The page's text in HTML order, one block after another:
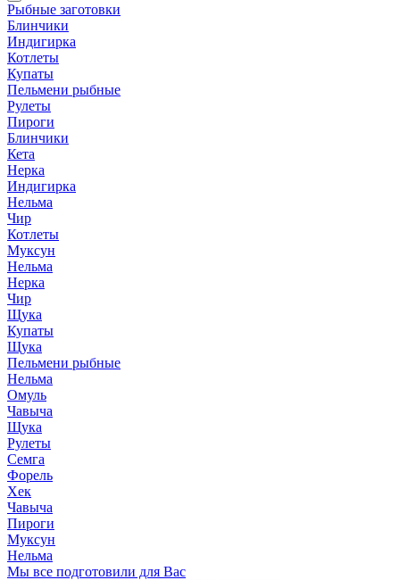
Рыбные заготовки
Блинчики
Индигирка
Котлеты
Купаты
Пельмени рыбные
Рулеты
Пироги
Блинчики
Кета
Нерка
Индигирка
Нельма
Чир
Котлеты
Муксун
Нельма
Нерка
Чир
Щука
Купаты
Щука
Пельмени рыбные
Нельма
Омуль
Чавыча
Щука
Рулеты
Семга
Форель
Хек
Чавыча
Пироги
Муксун
Нельма
Мы все подготовили для Вас